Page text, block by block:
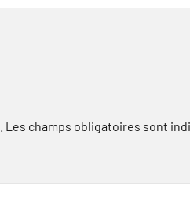
Les champs obligatoires sont